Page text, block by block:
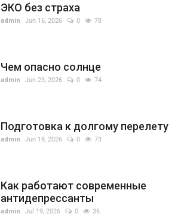
ЭКО без страха
admin Jun 16, 2026 0 78
Чем опасно солнце
admin Jun 23, 2026 0 74
Подготовка к долгому перелету
admin Jun 19, 2026 0 73
Как работают современные
антидепрессанты
admin Jul 19, 2026 0 36